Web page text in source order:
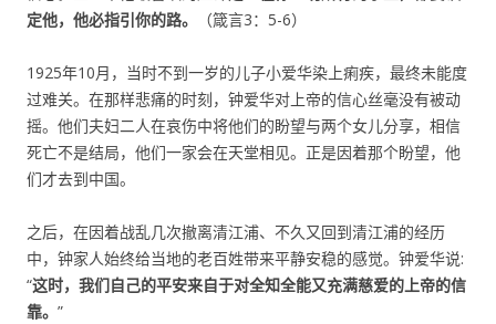
定他，他必指引你的路。
（箴言3：5-6）
1925年10月，当时不到一岁的儿子小爱华染上痢疾，最终未能度
过难关。在那样悲痛的时刻，钟爱华对上帝的信心丝毫没有被动
摇。他们夫妇二人在哀伤中将他们的盼望与两个女儿分享，相信
死亡不是结局，他们一家会在天堂相见。正是因着那个盼望，他
们才去到中国。
之后，在因着战乱几次撤离清江浦、不久又回到清江浦的经历
中，钟家人始终给当地的老百姓带来平静安稳的感觉。钟爱华说:
“这时，我们自己的平安来自于对全知全能又充满慈爱的上帝的信
靠。 ”